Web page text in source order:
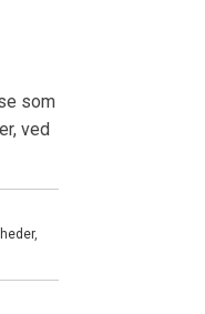
som
ved
,